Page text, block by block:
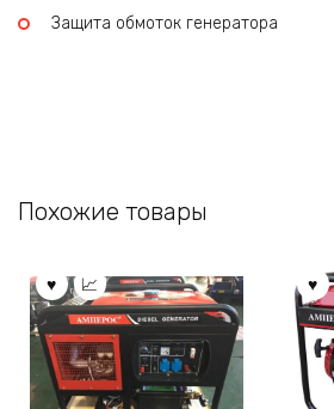
Защита обмоток генератора
Похожие товары